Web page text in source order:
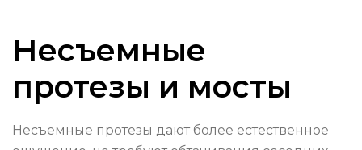
Несъемные
протезы и мосты
Несъемные протезы дают более естественное